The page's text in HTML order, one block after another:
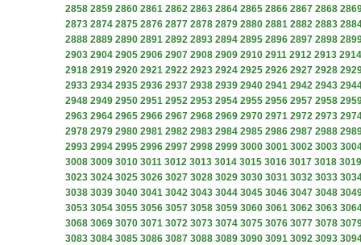
2858 2859 2860 2861 2862 2863 2864 2865 2866 2867 2868
2873 2874 2875 2876 2877 2878 2879 2880 2881 2882 2883
2888 2889 2890 2891 2892 2893 2894 2895 2896 2897 2898
2903 2904 2905 2906 2907 2908 2909 2910 2911 2912 2913 2914
2918 2919 2920 2921 2922 2923 2924 2925 2926 2927 2928
2933 2934 2935 2936 2937 2938 2939 2940 2941 2942 2943
2948 2949 2950 2951 2952 2953 2954 2955 2956 2957 2958
2963 2964 2965 2966 2967 2968 2969 2970 2971 2972 2973
2978 2979 2980 2981 2982 2983 2984 2985 2986 2987 2988
2993 2994 2995 2996 2997 2998 2999 3000 3001 3002 3003
3008 3009 3010 3011 3012 3013 3014 3015 3016 3017 3018 3019
3023 3024 3025 3026 3027 3028 3029 3030 3031 3032 3033
3038 3039 3040 3041 3042 3043 3044 3045 3046 3047 3048
3053 3054 3055 3056 3057 3058 3059 3060 3061 3062 3063
3068 3069 3070 3071 3072 3073 3074 3075 3076 3077 3078
3083 3084 3085 3086 3087 3088 3089 3090 3091 3092 3093